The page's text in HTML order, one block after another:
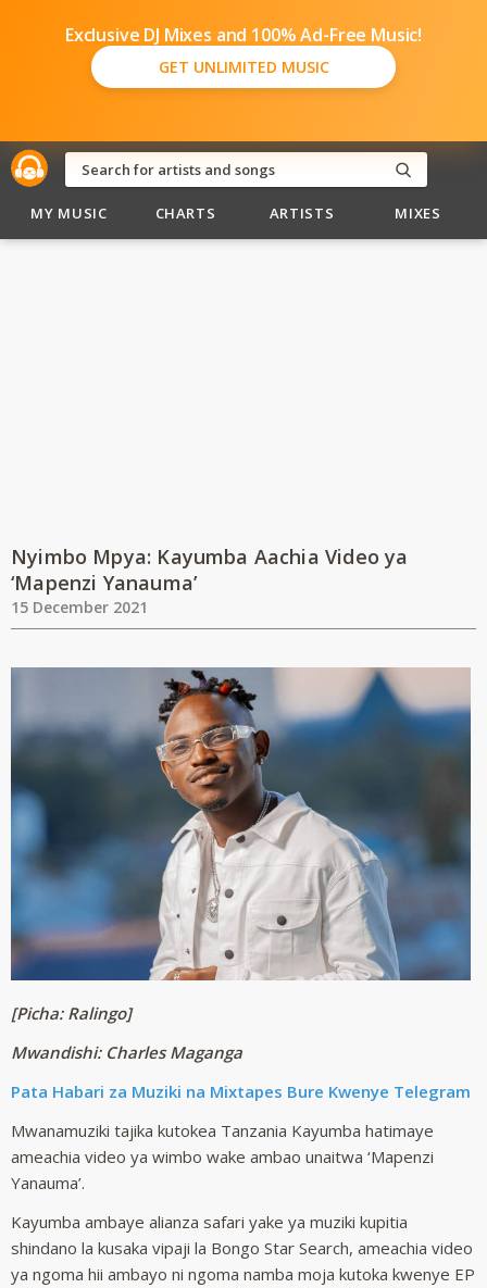
Exclusive DJ Mixes and 100% Ad-Free Music!
GET UNLIMITED MUSIC
MY MUSIC CHARTS ARTISTS MIXES
Nyimbo Mpya: Kayumba Aachia Video ya
‘Mapenzi Yanauma’
15 December 2021
[Picha: Ralingo]
Mwandishi: Charles Maganga
Pata Habari za Muziki na Mixtapes Bure Kwenye Telegram
Mwanamuziki tajika kutokea Tanzania Kayumba hatimaye
ameachia video ya wimbo wake ambao unaitwa ‘Mapenzi
Yanauma’.
Kayumba ambaye alianza safari yake ya muziki kupitia
shindano la kusaka vipaji la Bongo Star Search, ameachia video
ya ngoma hii ambayo ni ngoma namba moja kutoka kwenye EP